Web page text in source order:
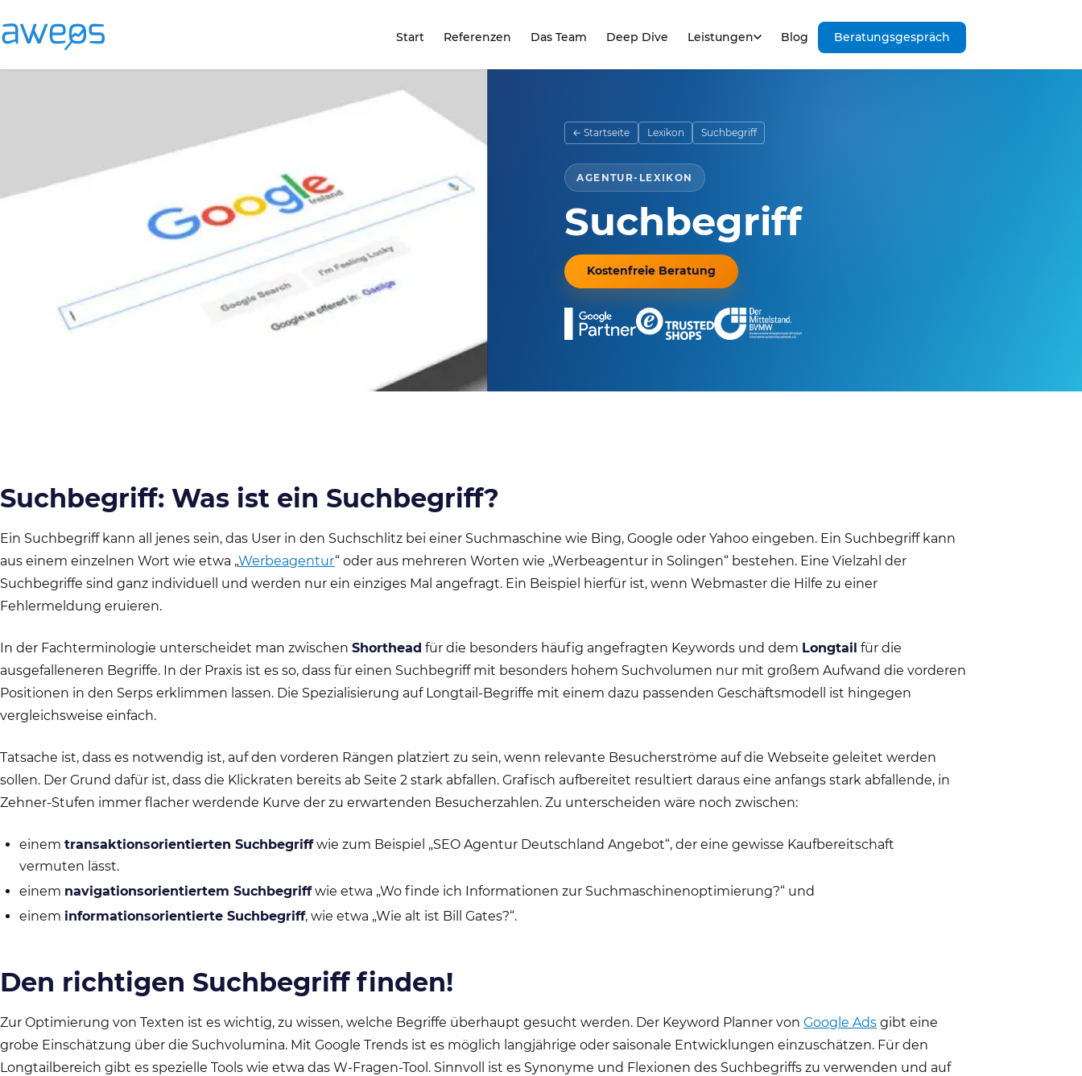
Start
seite
Referenzen Das Team Deep Dive Leistungen Blog Beratungsgespräch
← Startseite Lexikon Suchbegriff
AGENTUR-LEXIKON
Suchbegriff
Kostenfreie Beratung
Suchbegriff: Was ist ein Suchbegriff?
Ein Suchbegriff kann all jenes sein, das User in den Suchschlitz bei einer Suchmaschine wie Bing, Google oder Yahoo eingeben. Ein Suchbegriff kann
aus einem einzelnen Wort wie etwa „Werbeagentur“ oder aus mehreren Worten wie „Werbeagentur in Solingen“ bestehen. Eine Vielzahl der
Suchbegriffe sind ganz individuell und werden nur ein einziges Mal angefragt. Ein Beispiel hierfür ist, wenn Webmaster die Hilfe zu einer
Fehlermeldung eruieren.
In der Fachterminologie unterscheidet man zwischen Shorthead für die besonders häufig angefragten Keywords und dem Longtail für die
ausgefalleneren Begriffe. In der Praxis ist es so, dass für einen Suchbegriff mit besonders hohem Suchvolumen nur mit großem Aufwand die vorderen
Positionen in den Serps erklimmen lassen. Die Spezialisierung auf Longtail-Begriffe mit einem dazu passenden Geschäftsmodell ist hingegen
vergleichsweise einfach.
Tatsache ist, dass es notwendig ist, auf den vorderen Rängen platziert zu sein, wenn relevante Besucherströme auf die Webseite geleitet werden
sollen. Der Grund dafür ist, dass die Klickraten bereits ab Seite 2 stark abfallen. Grafisch aufbereitet resultiert daraus eine anfangs stark abfallende, in
Zehner-Stufen immer flacher werdende Kurve der zu erwartenden Besucherzahlen. Zu unterscheiden wäre noch zwischen:
einem transaktionsorientierten Suchbegriffwie zum Beispiel „SEO Agentur Deutschland Angebot“, der eine gewisse Kaufbereitschaft
vermuten lässt.
einem navigationsorientiertem Suchbegriffwie etwa „Wo finde ich Informationen zur Suchmaschinenoptimierung?“ und
einem informationsorientierte Suchbegriff, wie etwa „Wie alt ist Bill Gates?“.
Den richtigen Suchbegriff finden!
Zur Optimierung von Texten ist es wichtig, zu wissen, welche Begriffe überhaupt gesucht werden. Der Keyword Planner von Google Ads gibt eine
grobe Einschätzung über die Suchvolumina. Mit Google Trends ist es möglich langjährige oder saisonale Entwicklungen einzuschätzen. Für den
Longtailbereich gibt es spezielle Tools wie etwa das W-Fragen-Tool. Sinnvoll ist es Synonyme und Flexionen des Suchbegriffs zu verwenden und auf